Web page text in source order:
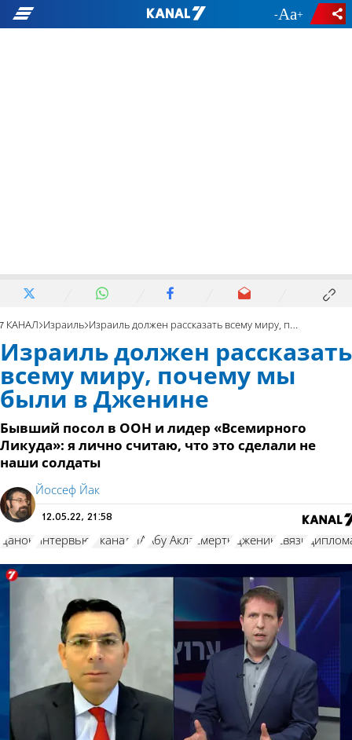
- +
7 КАНАЛ Израиль Израиль должен рассказать всему миру, почему мы были в Дженине
Израиль должен рассказать
всему миру, почему мы
были в Дженине
Бывший посол в ООН и лидер «Всемирного
Ликуда»: я лично считаю, что это сделали не
наши солдаты
Йоссеф Йак
12.05.22, 21:58
Данон интервью 7 канал ПА Абу Акла смерть Дженин связи